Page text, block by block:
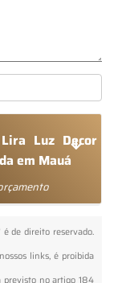
Luz Decor
em Mauá
é de direito reservado.
links, é proibida
previsto no artigo 184